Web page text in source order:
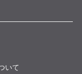
いて